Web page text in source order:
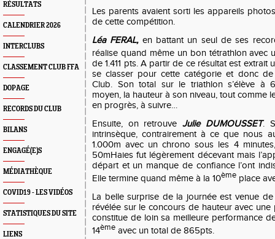
RÉSULTATS
CALENDRIER 2026
INTERCLUBS
CLASSEMENT CLUB FFA
DOPAGE
RECORDS DU CLUB
BILANS
ENGAGÉ(E)S
MÉDIATHÈQUE
COVID19 - LES VIDÉOS
STATISTIQUES DU SITE
LIENS
Les parents avaient sorti les appareils
de cette compétition.
Léa FERAL,en battant un seul de ses
réalise quand même un bon tétrathlon avec
de 1.411 pts. A partir de ce résultat est extrait
se classer pour cette catégorie et donc
Club. Son total sur le triathlon s’élève à
moyen, la hauteur à son niveau, tout comme
en progrès, à suivre…
Ensuite, on retrouveJulie DUMOUSSET.
intrinsèque, contrairement à ce que nous
1.000m avec un chrono sous les 4 minutes,
50mHaies fut légèrement décevant mais
départ et un manque de confiance l’ont
Elle termine quand même à la 10ème place
La belle surprise de la journée est venue
révélée sur le concours de hauteur avec
constitue de loin sa meilleure performance
14ème avec un total de 865pts.